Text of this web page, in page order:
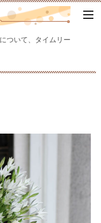
ついて、タイムリー